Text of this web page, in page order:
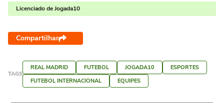
Licenciado de Jogada10
Compartilhar
TAGS
REAL MADRID FUTEBOL JOGADA10
ESPORTES
FUTEBOL INTERNACIONAL
EQUIPES